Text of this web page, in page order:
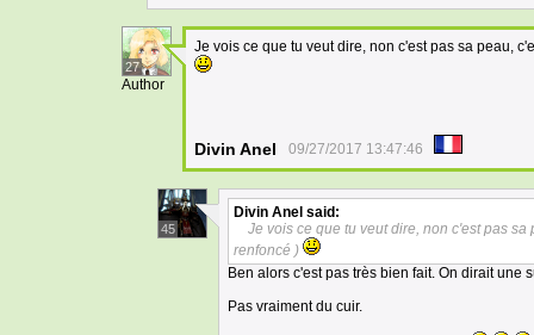
27
Author
Je vois ce que tu veut dire, non c'est pas sa peau,
Divin Anel 09/27/2017 13:47:46
45
Divin Anel said:
Je vois ce que tu veut dire, non c'est pas
renfoncé )
Ben alors c'est pas très bien fait. On dirait
Pas vraiment du cuir.